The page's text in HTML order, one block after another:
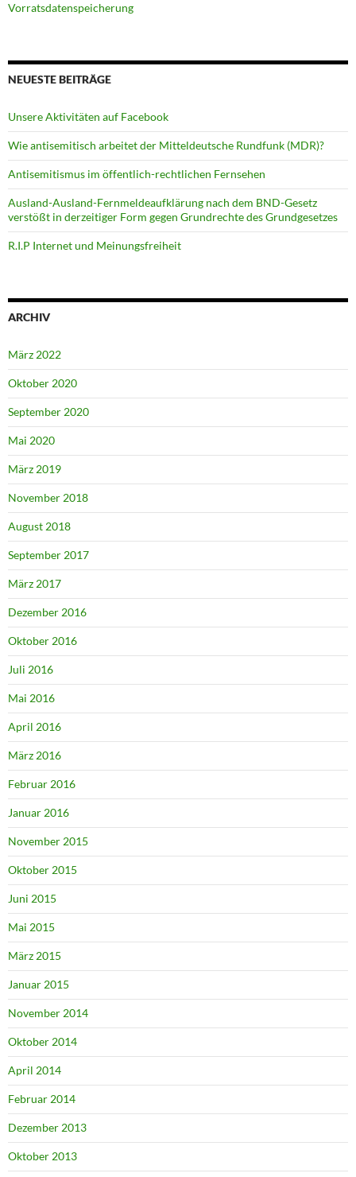
Vorratsdatenspeicherung
NEUESTE BEITRÄGE
Unsere Aktivitäten auf Facebook
Wie antisemitisch arbeitet der Mitteldeutsche Rundfunk (MDR)?
Antisemitismus im öffentlich-rechtlichen Fernsehen
Ausland-Ausland-Fernmeldeaufklärung nach dem BND-Gesetz
verstößt in derzeitiger Form gegen Grundrechte des Grundgesetzes
R.I.P Internet und Meinungsfreiheit
ARCHIV
März 2022
Oktober 2020
September 2020
Mai 2020
März 2019
November 2018
August 2018
September 2017
März 2017
Dezember 2016
Oktober 2016
Juli 2016
Mai 2016
April 2016
März 2016
Februar 2016
Januar 2016
November 2015
Oktober 2015
Juni 2015
Mai 2015
März 2015
Januar 2015
November 2014
Oktober 2014
April 2014
Februar 2014
Dezember 2013
Oktober 2013